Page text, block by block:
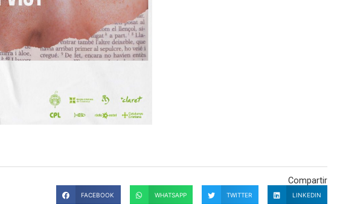
Compartir
FACEBOOK WHATSAPP TWITTER LINKEDIN